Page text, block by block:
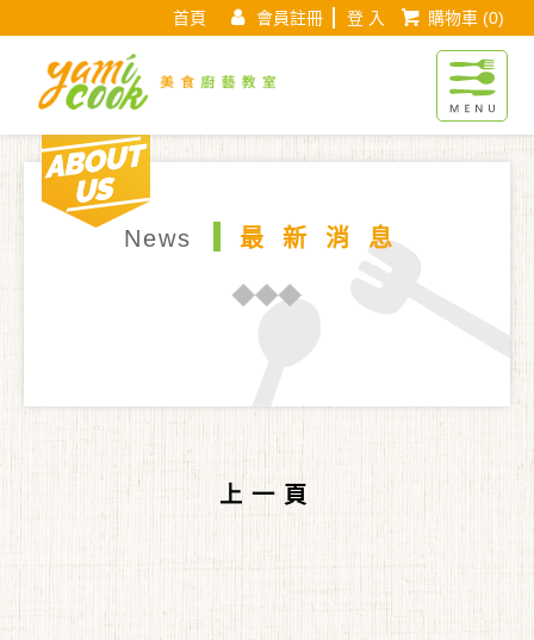
首頁 會員註冊 登 入 購物車(0)
Yamicook美食
現在位置 : 首 頁
News 最新消息
上一頁